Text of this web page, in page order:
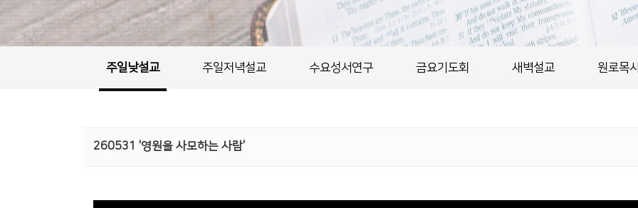
주일낮설교 주일저녁설교 수요성서연구 금요기도회 새벽설교 원로목
260531 '영원을 사모하는 사람'